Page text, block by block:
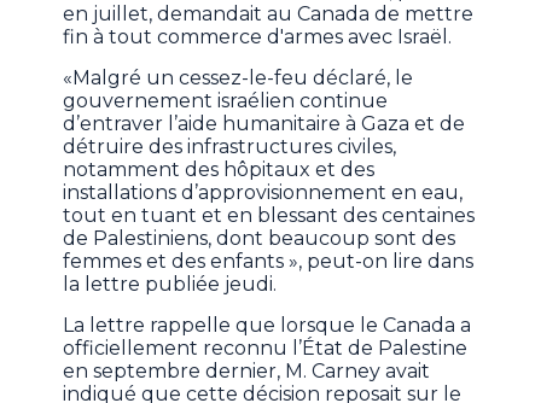
en juillet, demandait au Canada de mettre
fin à tout commerce d'armes avec Israël.
«Malgré un cessez-le-feu déclaré, le
gouvernement israélien continue
d’entraver l’aide humanitaire à Gaza et de
détruire des infrastructures civiles,
notamment des hôpitaux et des
installations d’approvisionnement en eau,
tout en tuant et en blessant des centaines
de Palestiniens, dont beaucoup sont des
femmes et des enfants », peut-on lire dans
la lettre publiée jeudi.
La lettre rappelle que lorsque le Canada a
officiellement reconnu l’État de Palestine
en septembre dernier, M. Carney avait
indiqué que cette décision reposait sur le